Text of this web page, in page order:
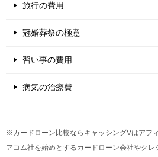
旅行の費用
冠婚葬祭の極意
習い事の費用
病気の治療費
※カードローン比較ならキャッシングVはアフ
アコム社を始めとするカードローン会社やク